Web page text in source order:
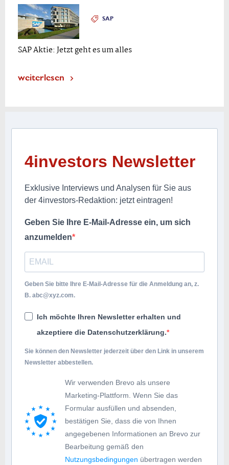
SAP
SAP Aktie: Jetzt geht es um alles
weiterlesen
4investors Newsletter
Exklusive Interviews und Analysen für Sie aus
der 4investors-Redaktion: jetzt eintragen!
Geben Sie Ihre E-Mail-Adresse ein, um sich
anzumelden
Geben Sie bitte Ihre E-Mail-Adresse für die Anmeldung an, z.
B. abc@xyz.com.
Ich möchte Ihren Newsletter erhalten und
akzeptiere die Datenschutzerklärung.
Sie können den Newsletter jederzeit über den Link in unserem
Newsletter abbestellen.
Wir verwenden Brevo als unsere
Marketing-Plattform. Wenn Sie das
Formular ausfüllen und absenden,
bestätigen Sie, dass die von Ihnen
angegebenen Informationen an Brevo zur
Bearbeitung gemäß den
Nutzungsbedingungen übertragen werden